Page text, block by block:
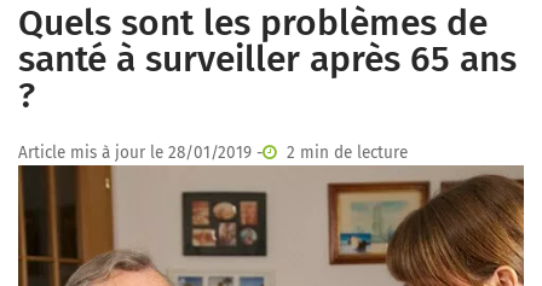
Quels sont les problèmes de
santé à surveiller après 65 ans
?
Article mis à jour le 28/01/2019 - 2 min de lecture